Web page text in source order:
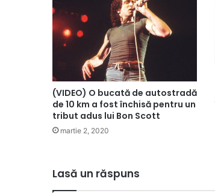
(VIDEO) O bucată de autostradă
de 10 km a fost închisă pentru un
tribut adus lui Bon Scott
martie 2, 2020
Lasă un răspuns